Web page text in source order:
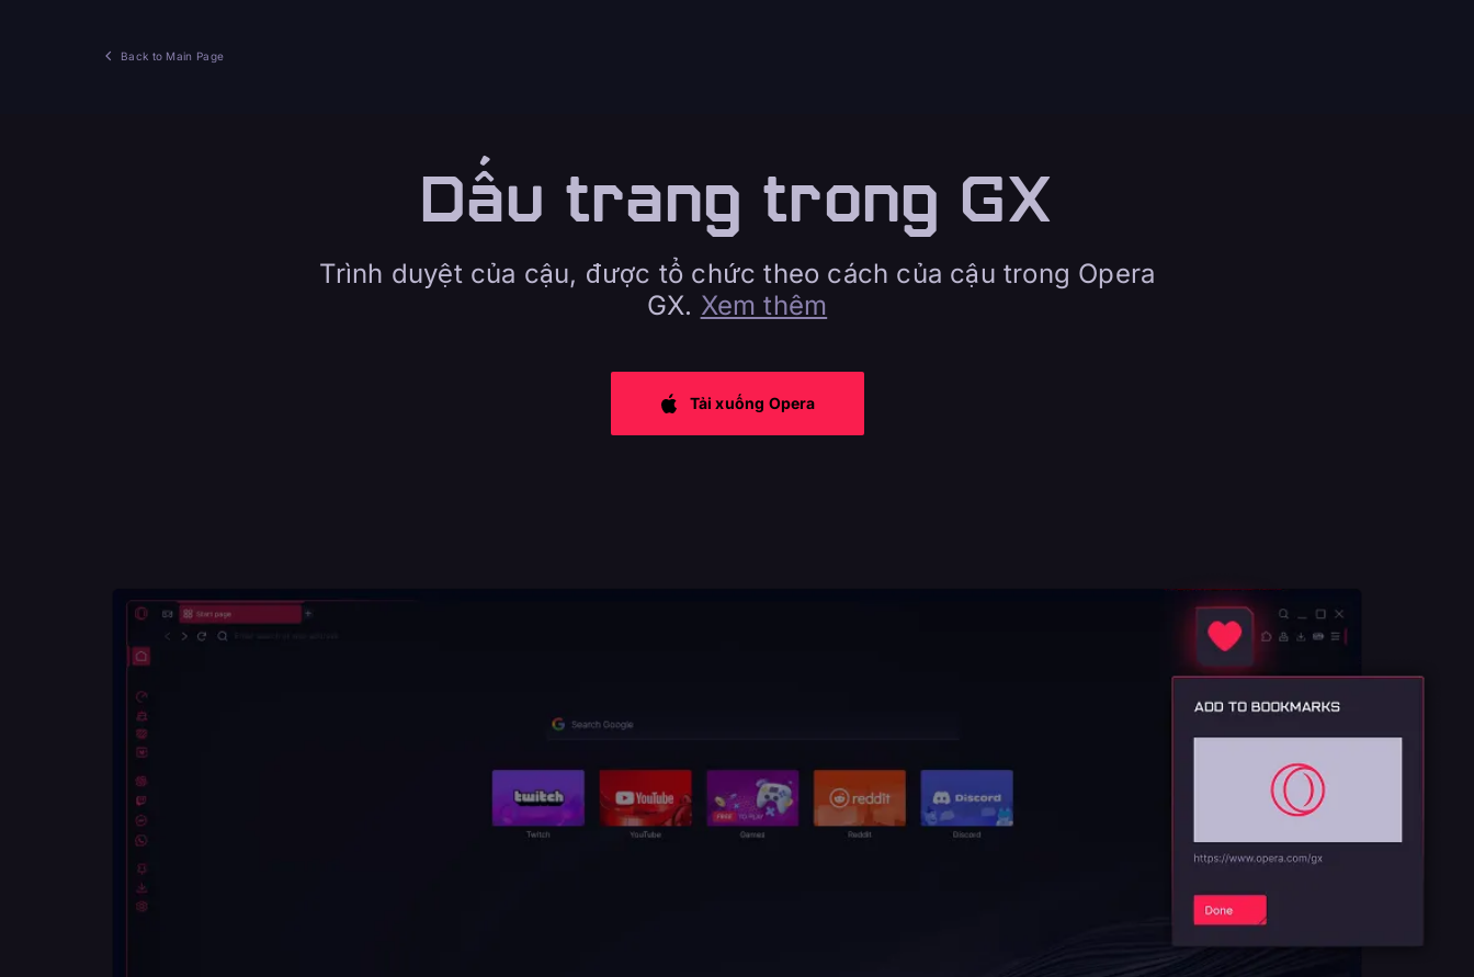
Back to Main Page
Dấu trang trong GX
Trình duyệt của cậu, được tổ chức theo cách của cậu trong Opera
GX. Xem thêm
Tải xuống Opera